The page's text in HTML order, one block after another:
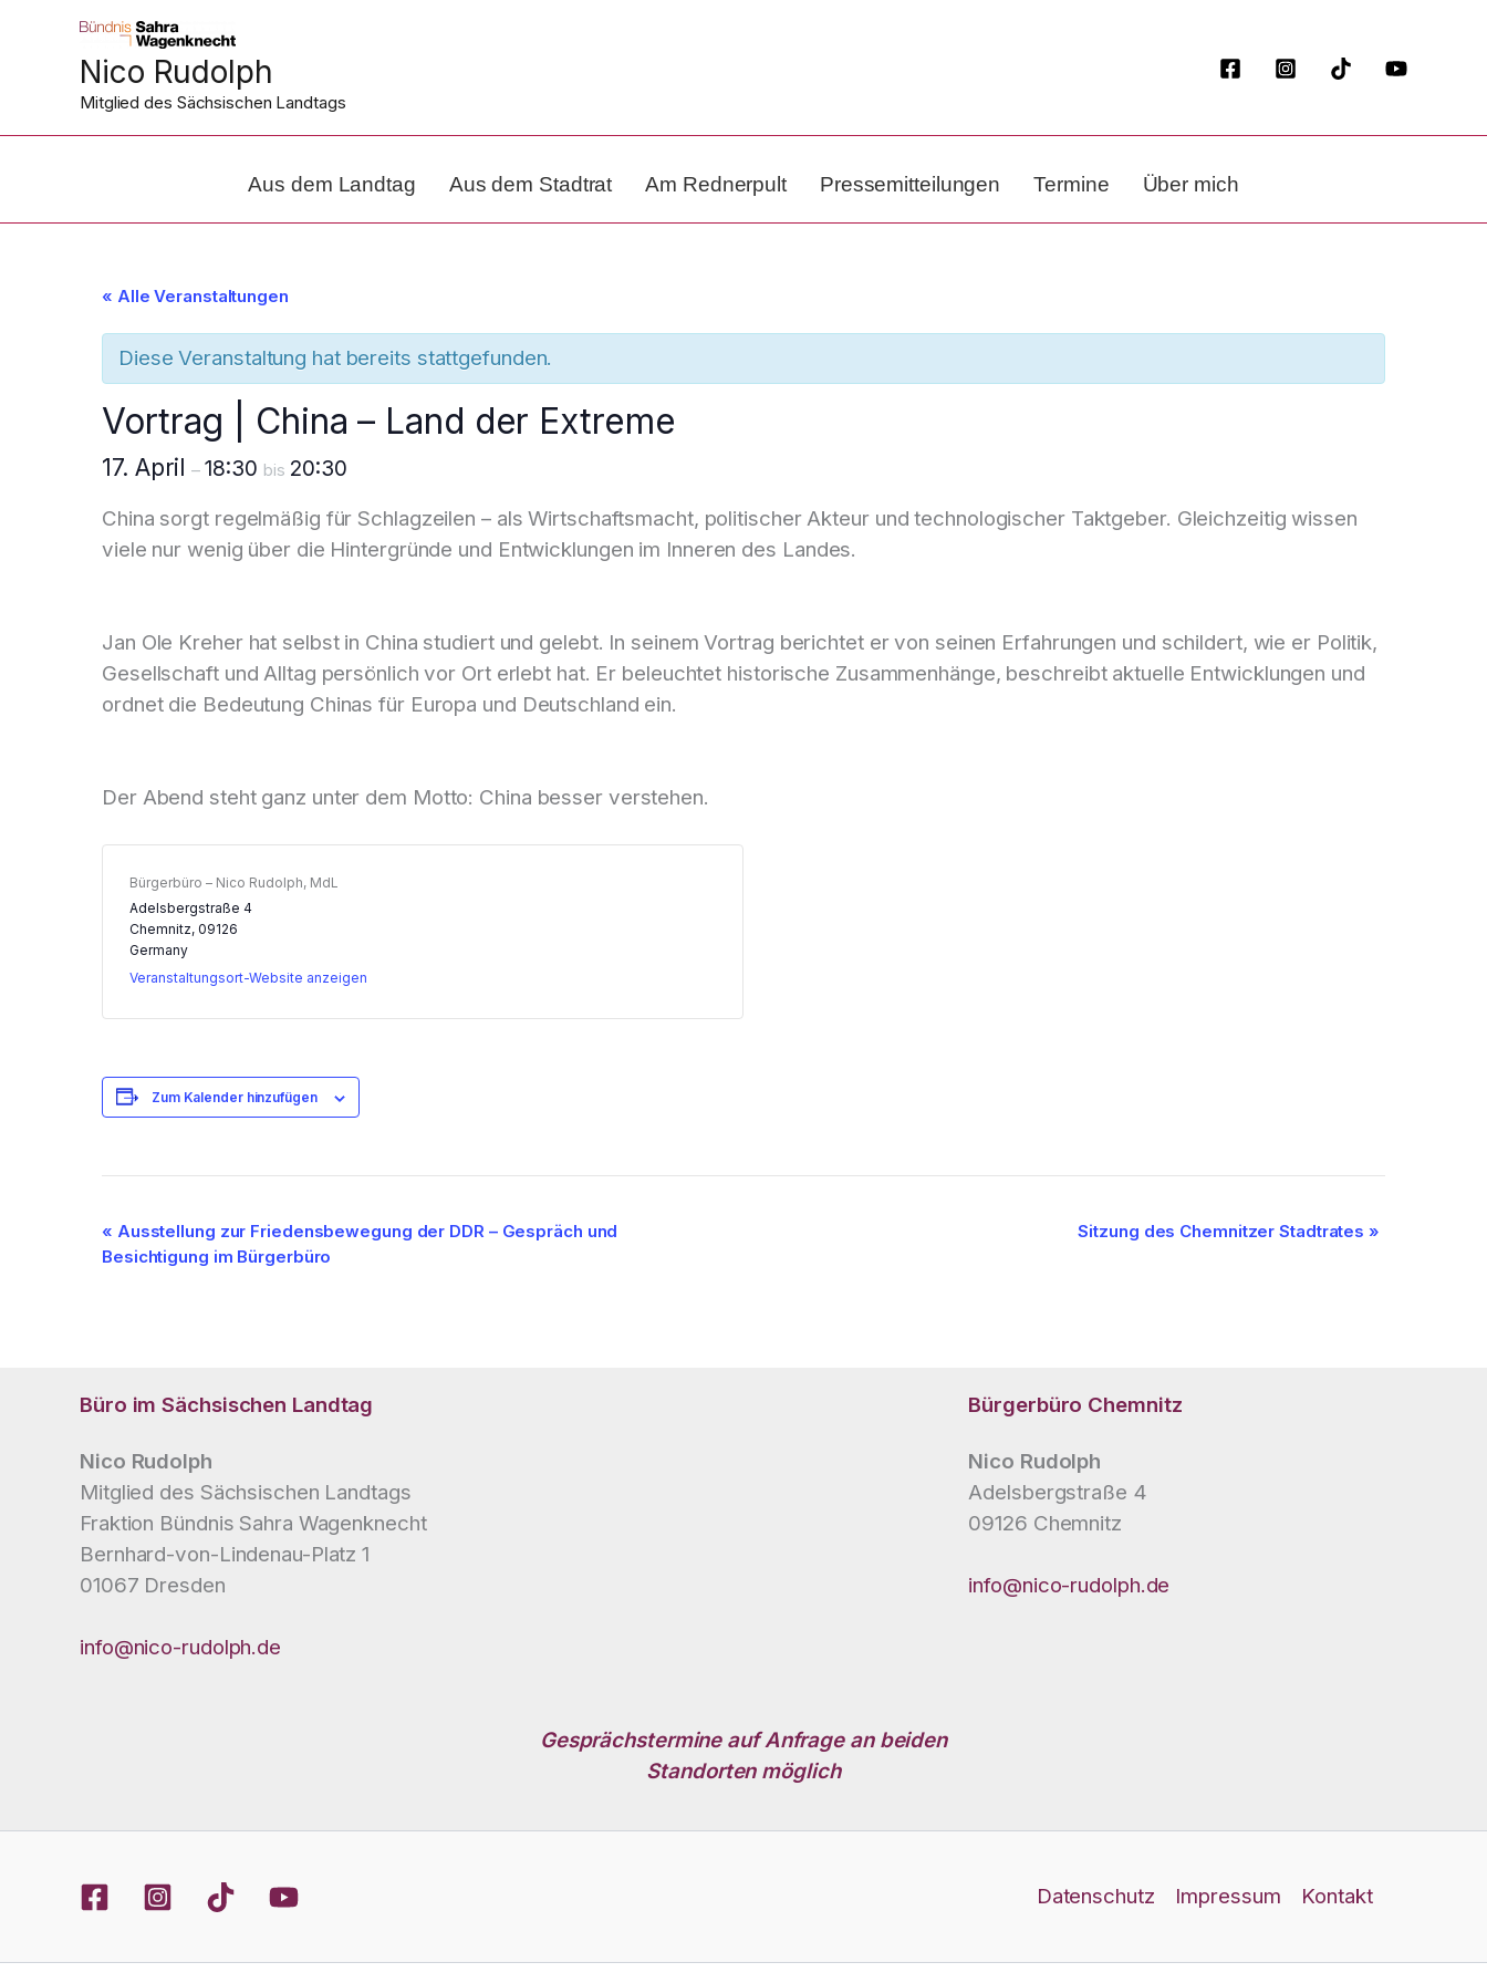
Nico Rudolph
Mitglied des Sächsischen Landtags
Aus dem Landtag Aus dem Stadtrat Am Rednerpult Pressemitteilungen Termine Über mich
« Alle Veranstaltungen
Diese Veranstaltung hat bereits stattgefunden.
Vortrag | China – Land der Extreme
17. April – 18:30 bis 20:30
China sorgt regelmäßig für Schlagzeilen – als Wirtschaftsmacht, politischer Akteur und technologischer Taktgeber. Gleichzeitig wissen
viele nur wenig über die Hintergründe und Entwicklungen im Inneren des Landes.
Jan Ole Kreher hat selbst in China studiert und gelebt. In seinem Vortrag berichtet er von seinen Erfahrungen und schildert, wie er Politik,
Gesellschaft und Alltag persönlich vor Ort erlebt hat. Er beleuchtet historische Zusammenhänge, beschreibt aktuelle Entwicklungen und
ordnet die Bedeutung Chinas für Europa und Deutschland ein.
Der Abend steht ganz unter dem Motto: China besser verstehen.
Bürgerbüro – Nico Rudolph, MdL
Adelsbergstraße 4
Chemnitz, 09126
Germany
Veranstaltungsort-Website anzeigen
Zum Kalender hinzufügen
Veranstaltung-
Navigation
« Ausstellung zur Friedensbewegung der DDR – Gespräch und
Besichtigung im Bürgerbüro
Sitzung des Chemnitzer Stadtrates»
Büro im Sächsischen Landtag
Nico Rudolph
Mitglied des Sächsischen Landtags
Fraktion Bündnis Sahra Wagenknecht
Bernhard-von-Lindenau-Platz 1
01067 Dresden
info@nico-rudolph.de
Gesprächstermine auf Anfrage an beiden
Standorten möglich
Bürgerbüro Chemnitz
Nico Rudolph
Adelsbergstraße 4
09126 Chemnitz
info@nico-rudolph.de
Datenschutz Impressum Kontakt